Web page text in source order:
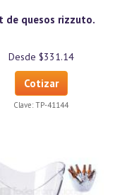
de quesos rizzuto.
Desde $331.14
Cotizar
Clave: TP-41144